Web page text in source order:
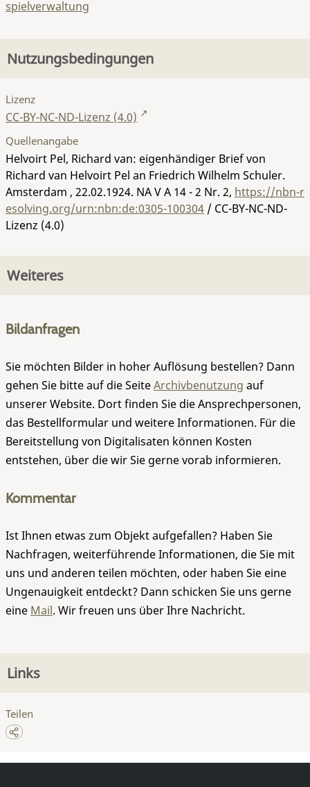
spielverwaltung
Nutzungsbedingungen
Lizenz
CC-BY-NC-ND-Lizenz (4.0)
Quellenangabe
Helvoirt Pel, Richard van: eigenhändiger Brief von
Richard van Helvoirt Pel an Friedrich Wilhelm Schuler.
Amsterdam , 22.02.1924. NA V A 14 - 2 Nr. 2, https://nbn-r
esolving.org/urn:nbn:de:0305-100304 / CC-BY-NC-ND-
Lizenz (4.0)
Weiteres
Bildanfragen
Sie möchten Bilder in hoher Auflösung bestellen? Dann
gehen Sie bitte auf die SeiteArchivbenutzung auf
unserer Website. Dort finden Sie die Ansprechpersonen,
das Bestellformular und weitere Informationen. Für die
Bereitstellung von Digitalisaten können Kosten
entstehen, über die wir Sie gerne vorab informieren.
Kommentar
Ist Ihnen etwas zum Objekt aufgefallen? Haben Sie
Nachfragen, weiterführende Informationen, die Sie mit
uns und anderen teilen möchten, oder haben Sie eine
Ungenauigkeit entdeckt? Dann schicken Sie uns gerne
eine Mail. Wir freuen uns über Ihre Nachricht.
Links
Teilen